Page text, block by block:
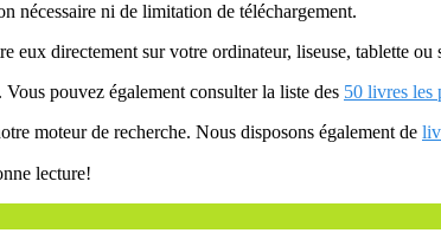
nécessaire ni de limitation de téléchargement.
eux directement sur votre ordinateur, liseuse, tablette ou
. Vous pouvez également consulter la liste des 50 livres les
moteur de recherche. Nous disposons également de
lecture!